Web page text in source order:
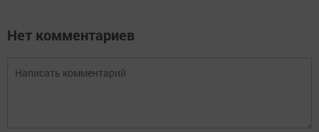
Нет комментариев